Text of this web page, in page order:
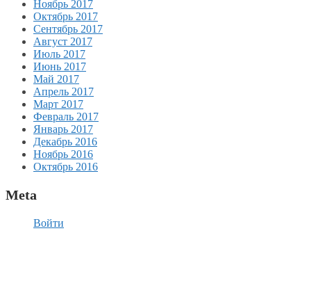
Ноябрь 2017
Октябрь 2017
Сентябрь 2017
Август 2017
Июль 2017
Июнь 2017
Май 2017
Апрель 2017
Март 2017
Февраль 2017
Январь 2017
Декабрь 2016
Ноябрь 2016
Октябрь 2016
Meta
Войти